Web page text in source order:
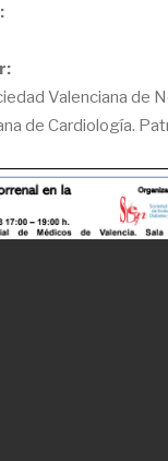
Valenciana de
de Cardiología.